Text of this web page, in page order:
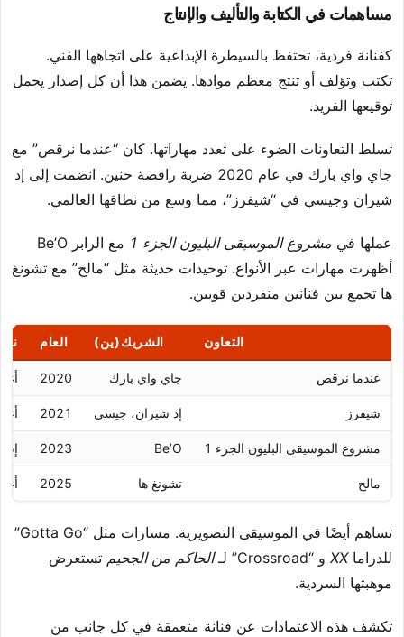
مساهمات في الكتابة والتأليف والإنتاج
كفنانة فردية، تحتفظ بالسيطرة الإبداعية على اتجاهها الفني.
تكتب وتؤلف أو تنتج معظم موادها. يضمن هذا أن كل إصدار يحمل
توقيعها الفريد.
تسلط التعاونات الضوء على تعدد مهاراتها. كان “عندما نرقص” مع
جاي واي بارك في عام 2020 ضربة راقصة حنين. انضمت إلى إد
شيران وجيسي في “شيفرز”، مما وسع من نطاقها العالمي.
عملها في مشروع الموسيقى البليون الجزء 1
مع الرابر Be’O
أظهرت مهارات عبر الأنواع. توحيدات حديثة مثل “مالح” مع تشونغ
ها تجمع بين فنانين منفردين قويين.
التعاون الشريك(ين) العام
عندما نرقص جاي واي بارك 2020
شيفرز إد شيران، جيسي 2021
مشروع الموسيقى البليون الجزء 1 Be’O
2023
مالح تشونغ ها 2025
تساهم أيضًا في الموسيقى التصويرية. مسارات مثل “Gotta Go”
للدراماXX و “Crossroad” لـ الحاكم من الجحيم تستعرض
موهبتها السردية.
تكشف هذه الاعتمادات عن فنانة متعمقة في كل جانب من